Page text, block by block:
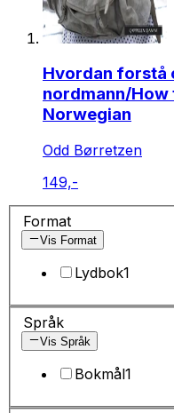
Hvordan forstå
nordmann/How
Norwegian
Odd Børretzen
149,-
Format
Vis Format
Lydbok1
Språk
Vis Språk
Bokmål1